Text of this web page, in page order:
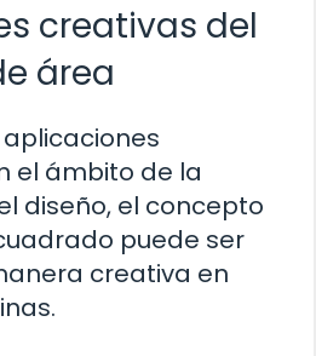
creativas del
área
el ámbito de la
diseño, el concepto
puede ser
creativa en